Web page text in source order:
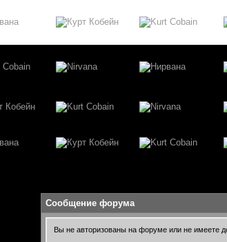
Сообщение форума
Вы не авторизованы на форуме или не имеете